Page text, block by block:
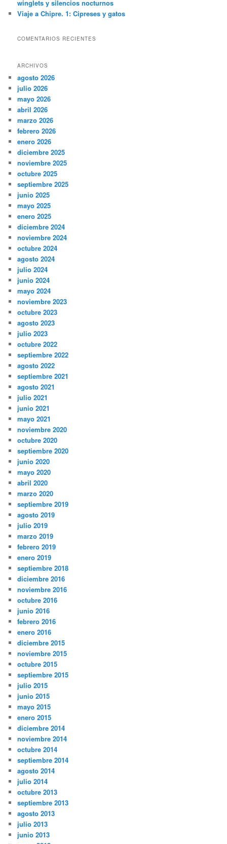
winglets y silencios nocturnos
Viaje a Chipre. 1: Cipreses y gatos
COMENTARIOS RECIENTES
ARCHIVOS
agosto 2026
julio 2026
mayo 2026
abril 2026
marzo 2026
febrero 2026
enero 2026
diciembre 2025
noviembre 2025
octubre 2025
septiembre 2025
junio 2025
mayo 2025
enero 2025
diciembre 2024
noviembre 2024
octubre 2024
agosto 2024
julio 2024
junio 2024
mayo 2024
noviembre 2023
octubre 2023
agosto 2023
julio 2023
octubre 2022
septiembre 2022
agosto 2022
septiembre 2021
agosto 2021
julio 2021
junio 2021
mayo 2021
noviembre 2020
octubre 2020
septiembre 2020
junio 2020
mayo 2020
abril 2020
marzo 2020
septiembre 2019
agosto 2019
julio 2019
marzo 2019
febrero 2019
enero 2019
septiembre 2018
diciembre 2016
noviembre 2016
octubre 2016
junio 2016
febrero 2016
enero 2016
diciembre 2015
noviembre 2015
octubre 2015
septiembre 2015
julio 2015
junio 2015
mayo 2015
enero 2015
diciembre 2014
noviembre 2014
octubre 2014
septiembre 2014
agosto 2014
julio 2014
octubre 2013
septiembre 2013
agosto 2013
julio 2013
junio 2013